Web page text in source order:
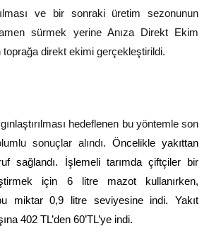
ve bir sonraki üretim sezonunun
sürmek yerine Anıza Direkt Ekim
direkt ekimi gerçekleştirildi.
hedeflenen bu yöntemle son
sonuçlar alındı. Öncelikle yakıttan
sağlandı. İşlemeli tarımda çiftçiler bir
için 6 litre mazot kullanırken,
miktar 0,9 litre seviyesine indi. Yakıt
402 TL’den 60’TL’ye indi.